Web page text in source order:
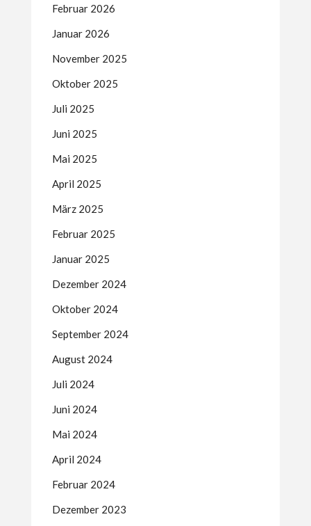
Februar 2026
Januar 2026
November 2025
Oktober 2025
Juli 2025
Juni 2025
Mai 2025
April 2025
März 2025
Februar 2025
Januar 2025
Dezember 2024
Oktober 2024
September 2024
August 2024
Juli 2024
Juni 2024
Mai 2024
April 2024
Februar 2024
Dezember 2023